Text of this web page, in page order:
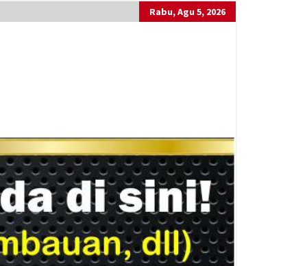
Rabu, Agu 5, 2026